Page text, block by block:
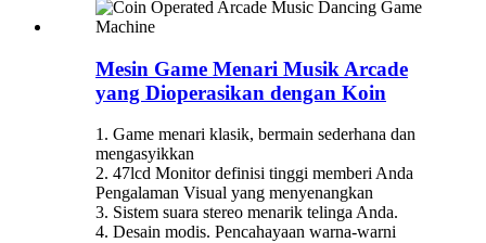
Mesin Game Menari Musik Arcade
yang Dioperasikan dengan Koin
1. Game menari klasik, bermain sederhana dan
mengasyikkan
2. 47lcd Monitor definisi tinggi memberi Anda
Pengalaman Visual yang menyenangkan
3. Sistem suara stereo menarik telinga Anda.
4. Desain modis. Pencahayaan warna-warni